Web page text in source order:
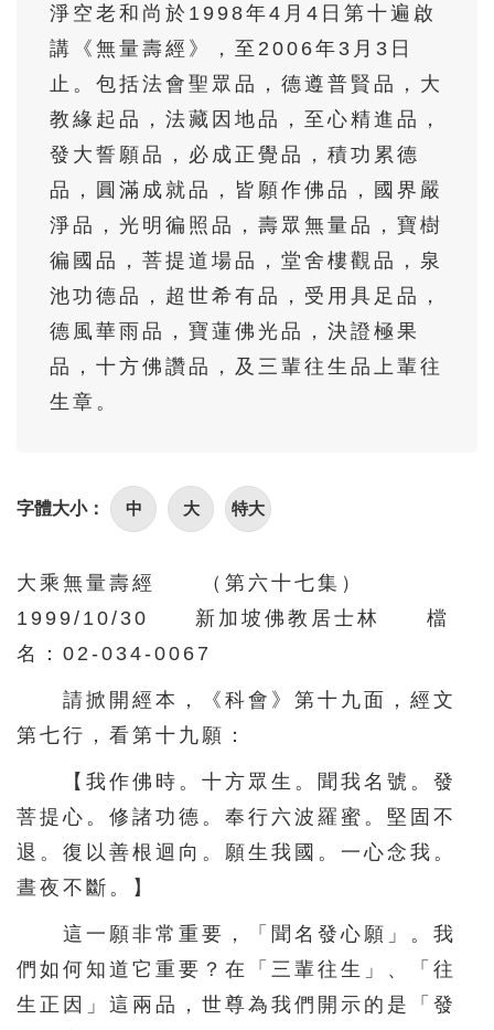
46 47 48 49 50
51 52 53
61 62 63 64
66 67 68 69 70
71 72 73 74 75
76 77 78 79 80
86 87 88 89 90
91
103
107 108
116 118 119 120
121 122
126 127 128 129 130
131 132 133
136 137 138 139 140
141 142 143 144 145
146 147 148 149 150
151
156 157 158 159 160
161 165
淨空老和尚於1998年4月4日第十遍啟
講《無量壽經》，至2006年3月3日
止。包括法會聖眾品，德遵普賢品，大
教緣起品，法藏因地品，至心精進品，
發大誓願品，必成正覺品，積功累德
品，圓滿成就品，皆願作佛品，國界嚴
淨品，光明徧照品，壽眾無量品，寶樹
徧國品，菩提道場品，堂舍樓觀品，泉
池功德品，超世希有品，受用具足品，
德風華雨品，寶蓮佛光品，決證極果
品，十方佛讚品，及三輩往生品上輩往
生章。
字體大小： 中 大 特大
大乘無量壽經 （第六十七集）
1999/10/30 新加坡佛教居士林 檔
名：02-034-0067
請掀開經本，《科會》第十九面，經文
第七行，看第十九願：
【我作佛時。十方眾生。聞我名號。發
菩提心。修諸功德。奉行六波羅蜜。堅固不
退。復以善根迴向。願生我國。一心念我。
晝夜不斷。】
這一願非常重要，「聞名發心願」。我
們如何知道它重要？在「三輩往生」、「往
生正因」這兩品，世尊為我們開示的是「發